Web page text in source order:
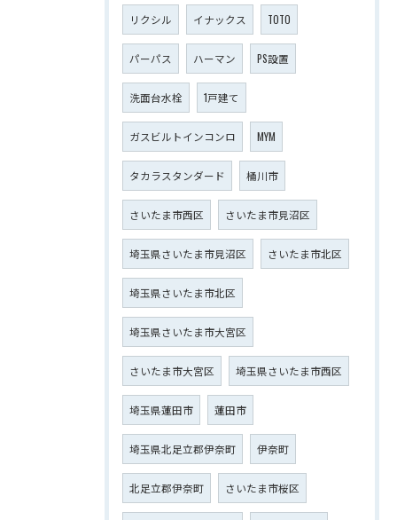
リクシル イナックス TOTO
パーパス ハーマン PS設置
洗面台水栓 1戸建て
ガスビルトインコンロ MYM
タカラスタンダード 桶川市
さいたま市西区 さいたま市見沼区
埼玉県さいたま市見沼区 さいたま市北区
埼玉県さいたま市北区
埼玉県さいたま市大宮区
さいたま市大宮区 埼玉県さいたま市西区
埼玉県蓮田市 蓮田市
埼玉県北足立郡伊奈町 伊奈町
北足立郡伊奈町 さいたま市桜区